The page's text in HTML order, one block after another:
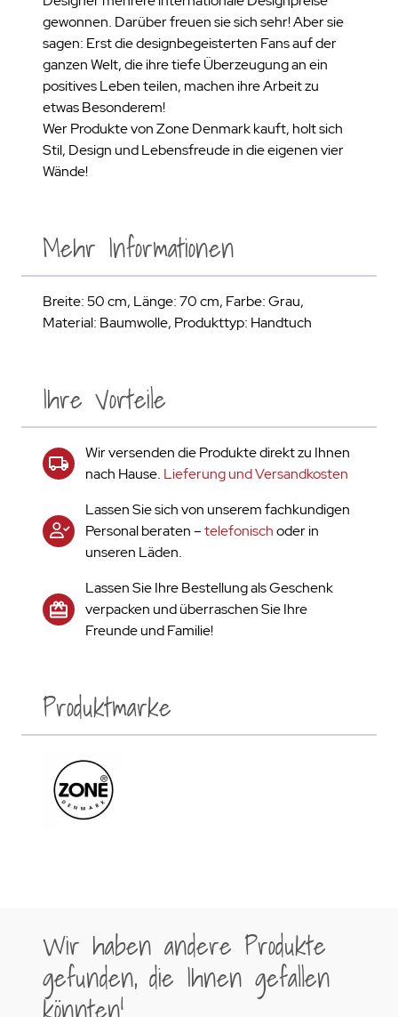
gewonnen. Darüber freuen sie sich sehr! Aber sie
sagen: Erst die designbegeisterten Fans auf der
ganzen Welt, die ihre tiefe Überzeugung an ein
positives Leben teilen, machen ihre Arbeit zu
etwas Besonderem!
Wer Produkte von Zone Denmark kauft, holt sich
Stil, Design und Lebensfreude in die eigenen vier
Wände!
Ihre Vorteile
Wir versenden die Produkte direkt zu Ihnen
nach Hause. Lieferung und Versandkosten
Lassen Sie sich von unserem fachkundigen
Personal beraten –telefonischoder in
unseren Läden.
Lassen Sie Ihre Bestellung als Geschenk
verpacken und überraschen Sie Ihre
Freunde und Familie!
Mehr Informationen
Breite: 50 cm, Länge: 70 cm, Farbe: Grau,
Material: Baumwolle, Produkttyp: Handtuch
Produktmarke
Wir haben andere Produkte
gefunden, die Ihnen gefallen